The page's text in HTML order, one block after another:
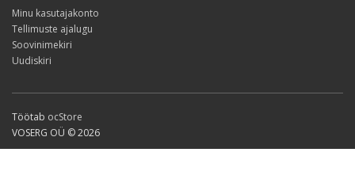
Minu kasutajakonto
Tellimuste ajalugu
Soovinimekiri
Uudiskiri
Töötab ocStore
VOSERG OÜ © 2026